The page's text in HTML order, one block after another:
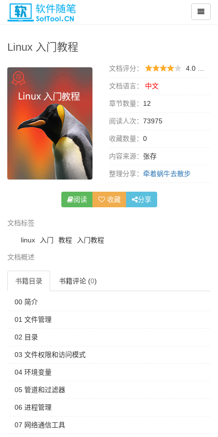
Linux 入门教程
文档评分： 4.0 （
文档语言： 中文
章节数量： 12
阅读人次： 73975
收藏数量： 0
内容来源： 张存
整理分享： 牵着蜗牛去散步
阅读 收藏 分享
文档标签
linux 入门 教程 入门教程
文档概述
书籍目录 书籍评论 (0)
00 简介
01 文件管理
02 目录
03 文件权限和访问模式
04 环境变量
05 管道和过滤器
06 进程管理
07 网络通信工具